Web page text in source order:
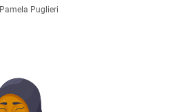
Pamela Puglieri